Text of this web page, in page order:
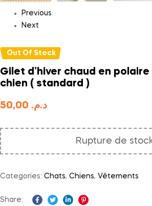
Previous
Next
Out Of Stock
Gilet d’hiver chaud en
chien ( standard )
د.م.
Rupture de
Categories: Chats, Chiens, Vêtements
Share: